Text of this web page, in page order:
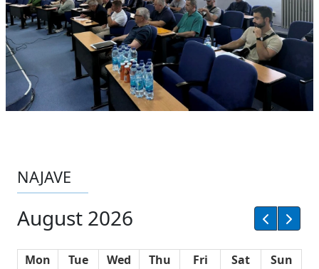
NAJAVE
August 2026
Mon Tue Wed Thu Fri Sat
Sun